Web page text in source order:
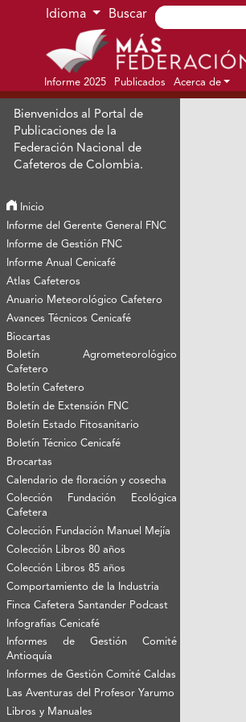
Ir al menú de navegación principal
Ir al contenido principal
Ir al pie de página del sitio
Idioma Buscar
Informe 2025 Publicados Acerca de
Bienvenidos al Portal de
Publicaciones de la
Federación Nacional de
Cafeteros de Colombia.
Inicio
Informe del Gerente General FNC
Informe de Gestión FNC
Informe Anual Cenicafé
Atlas Cafeteros
Anuario Meteorológico Cafetero
Avances Técnicos Cenicafé
Biocartas
Boletín Agrometeorológico
Cafetero
Boletín Cafetero
Boletín de Extensión FNC
Boletín Estado Fitosanitario
Boletín Técnico Cenicafé
Brocartas
Calendario de floración y cosecha
Colección Fundación Ecológica
Cafetera
Colección Fundación Manuel Mejía
Colección Libros 80 años
Colección Libros 85 años
Comportamiento de la Industria
Finca Cafetera Santander Podcast
Infografías Cenicafé
Informes de Gestión Comité
Antioquía
Informes de Gestión Comité Caldas
Las Aventuras del Profesor Yarumo
Libros y Manuales